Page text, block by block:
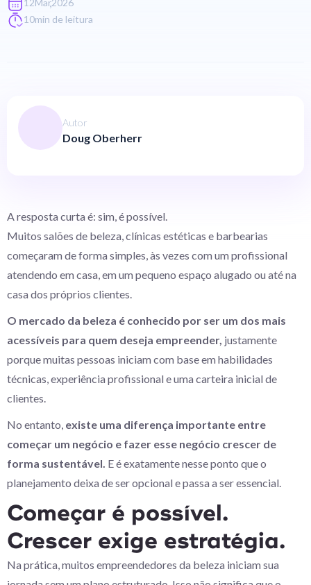
12Mar2026
10min de leitura
Autor
Doug Oberherr
A resposta curta é: sim, é possível.
Muitos salões de beleza, clínicas estéticas e barbearias
começaram de forma simples, às vezes com um profissional
atendendo em casa, em um pequeno espaço alugado ou até na
casa dos próprios clientes.
O mercado da beleza é conhecido por ser um dos mais
acessíveis para quem deseja empreender, justamente
porque muitas pessoas iniciam com base em habilidades
técnicas, experiência profissional e uma carteira inicial de
clientes.
No entanto, existe uma diferença importante entre
começar um negócio e fazer esse negócio crescer de
forma sustentável. E é exatamente nesse ponto que o
planejamento deixa de ser opcional e passa a ser essencial.
Começar é possível.
Crescer exige estratégia.
Na prática, muitos empreendedores da beleza iniciam sua